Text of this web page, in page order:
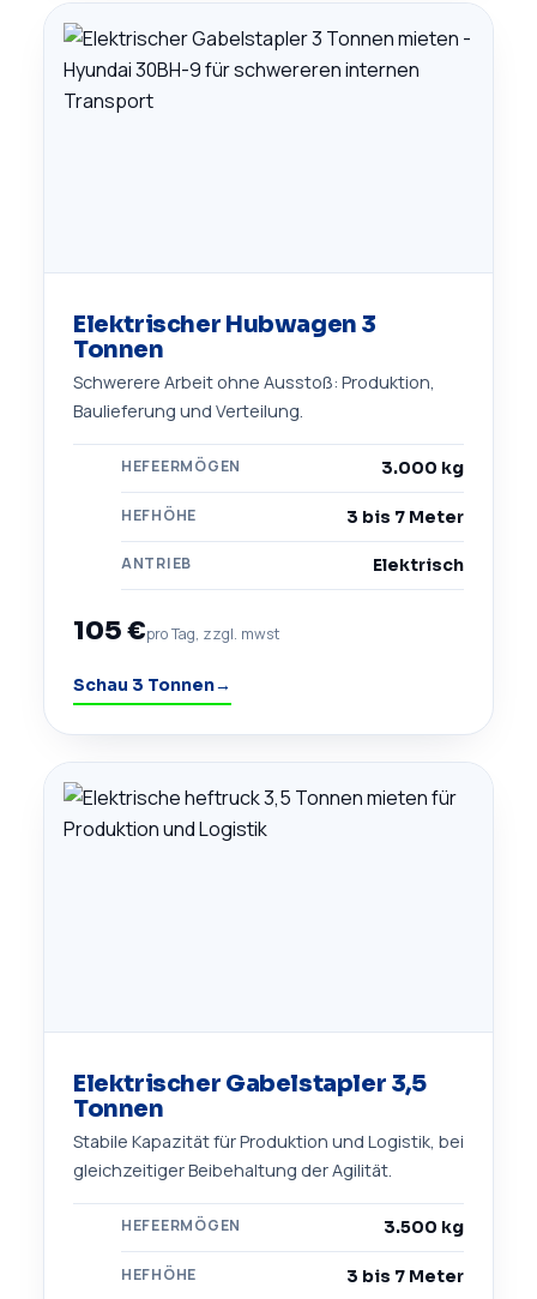
Elektrischer Hubwagen 3
Tonnen
Schwerere Arbeit ohne Ausstoß: Produktion,
Baulieferung und Verteilung.
HEFEERMÖGEN 3.000 kg
HEFHÖHE 3 bis 7 Meter
ANTRIEB Elektrisch
105 €pro Tag, zzgl. mwst
Schau 3 Tonnen→
Elektrischer Gabelstapler 3,5
Tonnen
Stabile Kapazität für Produktion und Logistik, bei
gleichzeitiger Beibehaltung der Agilität.
HEFEERMÖGEN 3.500 kg
HEFHÖHE 3 bis 7 Meter